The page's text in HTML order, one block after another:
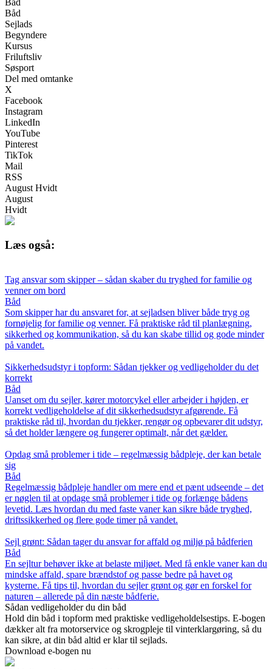
Båd
Sejlads
Begyndere
Kursus
Friluftsliv
Søsport
Del med omtanke
X
Facebook
Instagram
LinkedIn
YouTube
Pinterest
TikTok
Mail
RSS
August Hvidt
August
Hvidt
Læs også:
Tag ansvar som skipper – sådan skaber du tryghed for familie og
venner om bord
Båd
Som skipper har du ansvaret for, at sejladsen bliver både tryg og
fornøjelig for familie og venner. Få praktiske råd til planlægning,
sikkerhed og kommunikation, så du kan skabe tillid og gode minder
på vandet.
Sikkerhedsudstyr i topform: Sådan tjekker og vedligeholder du det
korrekt
Båd
Uanset om du sejler, kører motorcykel eller arbejder i højden, er
korrekt vedligeholdelse af dit sikkerhedsudstyr afgørende. Få
praktiske råd til, hvordan du tjekker, rengør og opbevarer dit udstyr,
så det holder længere og fungerer optimalt, når det gælder.
Opdag små problemer i tide – regelmæssig bådpleje, der kan betale
sig
Båd
Regelmæssig bådpleje handler om mere end et pænt udseende – det
er nøglen til at opdage små problemer i tide og forlænge bådens
levetid. Læs hvordan du med faste vaner kan sikre både tryghed,
driftssikkerhed og flere gode timer på vandet.
Sejl grønt: Sådan tager du ansvar for affald og miljø på bådferien
Båd
En sejltur behøver ikke at belaste miljøet. Med få enkle vaner kan du
mindske affald, spare brændstof og passe bedre på havet og
kysterne. Få tips til, hvordan du sejler grønt og gør en forskel for
naturen – allerede på din næste bådferie.
Sådan vedligeholder du din båd
Hold din båd i topform med praktiske vedligeholdelsestips. E-bogen
dækker alt fra motorservice og skrogpleje til vinterklargøring, så du
kan sikre, at din båd altid er klar til sejlads.
Download e-bogen nu